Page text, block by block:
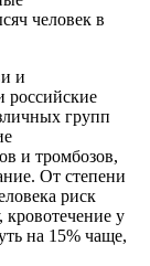
человек в
и
российские
групп
и тромбозов,
От степени
риск
кровотечение у
на 15% чаще,